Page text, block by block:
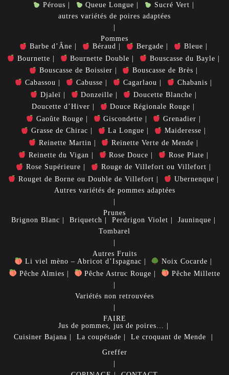
Pérous
Queue Longue
Sucré Vert
autres variétés de poires adaptées
Pommes
Barbe d’Âne
Béraud Bergade
Bleue
Bournette
Bournette Double
Bouscasse du Bayle
Bouscasse de Boissier
Bouscasse de Brès
Cabassou
Cabusse Cagarlaou
Chabanis
Djaleï
Donzeille
Doucette Blanche
Doucette d’Hiver
Douce Régionale Rouge
Gaoûte Rouge
Giscondette
Grenadier
Grasse de Chirac
La Longue
Maideresse
Reinette Martin
Reinette Verte de Mende
Reinette du Vigan
Rose Douce
Rose Plate
Rose Supérieure
Rouge de Villefort ou Villefort
Rouget de Borne ou Double de Villefort
Ubernenque
Autres variétés de pommes adaptées
Prunes
Brignon Blanc
Briquetch Perdrigon Violet
Jauninque
Tombarel
Autres Fruits
Li viel mèno – Abricot d’Ispagnac
Noix Cocarde
Pêche Almies
Pêche Astruc Rouge Pêche Millette
Variétés non retrouvées
FAIRE
Jus de pommes, jus de poires…
Cuisiner Bajana La coupétade
Le croquant de Mende
Greffer